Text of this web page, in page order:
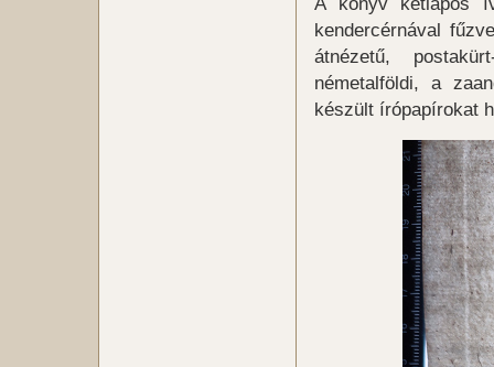
kendercérnával
átnézetű,
németalföldi, a
készült írópapírokat